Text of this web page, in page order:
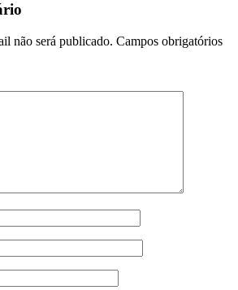
não será publicado. Campos obrigatórios